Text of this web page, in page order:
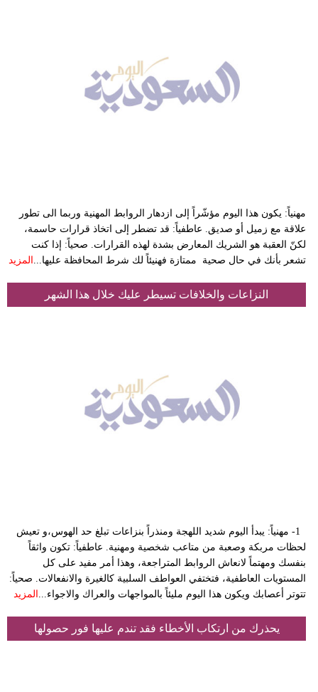
مهنياً: يكون هذا اليوم مؤشّراً إلى ازدهار الروابط المهنية وربما الى تطور
علاقة مع زميل أو صديق. عاطفياً: قد تضطر إلى اتخاذ قرارات حاسمة،
لكنّ العقبة هو الشريك المعارض بشدة لهذه القرارات. صحياً: إذا كنت
تشعر بأنك في حال صحية ممتازة فهنيئاً لك شرط المحافظة عليها... المزيد
النزاعات والخلافات تسيطر عليك خلال هذا الشهر
1- مهنياً: يبدأ اليوم شديد اللهجة ومنذراً بنزاعات تبلغ حد الهوس،و تعيش
لحظات مربكة وصعبة من متاعب شخصية ومهنية. عاطفياً: تكون واثقاً
بنفسك ومهتماً لانعاش الروابط المتراجعة، وهذا أمر مفيد على كل
المستويات العاطفية، فتختفي العواطف السلبية كالغيرة والانفعالات. صحياً:
تتوتر أعصابك ويكون هذا اليوم مليئاً بالمواجهات والعراك والاجواء... المزيد
يحذرك من ارتكاب الأخطاء فقد تندم عليها فور حصولها